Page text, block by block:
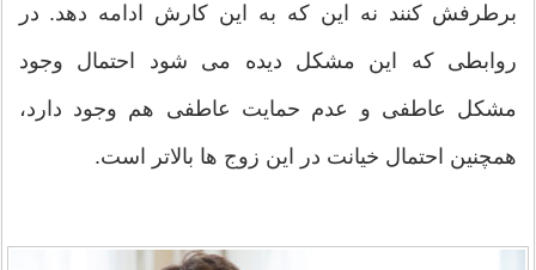
برطرفش کنند نه این که به این کارش ادامه دهد. در
روابطی که این مشکل دیده می شود احتمال وجود
مشکل عاطفی و عدم حمایت عاطفی هم وجود دارد،
همچنین احتمال خیانت در این زوج ها بالاتر است.